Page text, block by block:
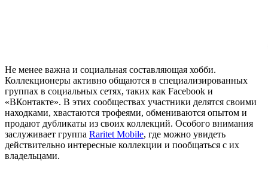
Не менее важна и социальная составляющая хобби.
Коллекционеры активно общаются в специализированных
группах в социальных сетях, таких как Facebook и
«ВКонтакте». В этих сообществах участники делятся своими
находками, хвастаются трофеями, обмениваются опытом и
продают дубликаты из своих коллекций. Особого внимания
заслуживает группа Raritet Mobile, где можно увидеть
действительно интересные коллекции и пообщаться с их
владельцами.